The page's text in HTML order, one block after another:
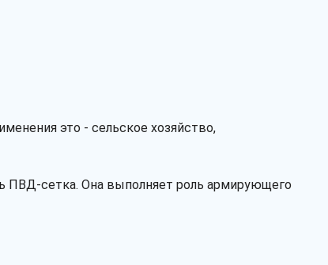
Заказать звонок
это - сельское хозяйство,
ПВД-сетка. Она выполняет роль армирующего